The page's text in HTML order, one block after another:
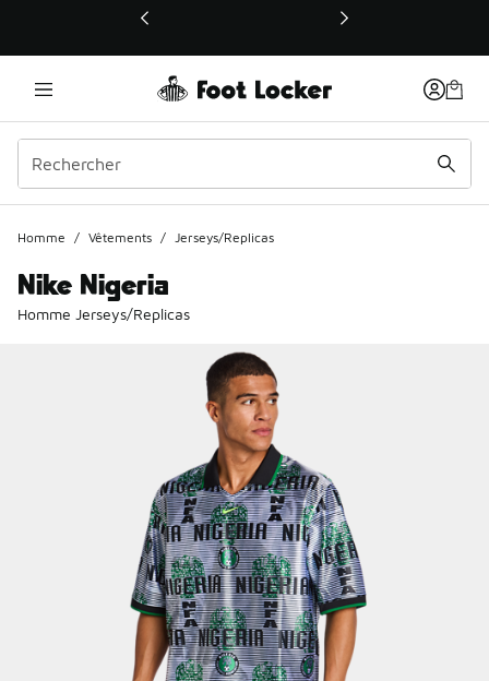
Ce lien ouvrira une nouvelle fenêtre
Homme / Vêtements / Jerseys/Replicas
Nike Nigeria
Homme Jerseys/Replicas